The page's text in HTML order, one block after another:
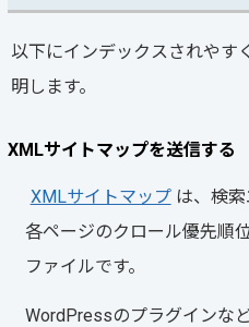
以下にインデックスされやす
明します。
XMLサイトマップを送信する
XMLサイトマップ は、検索
各ページのクロール優先順
ファイルです。
WordPressのプラグインな